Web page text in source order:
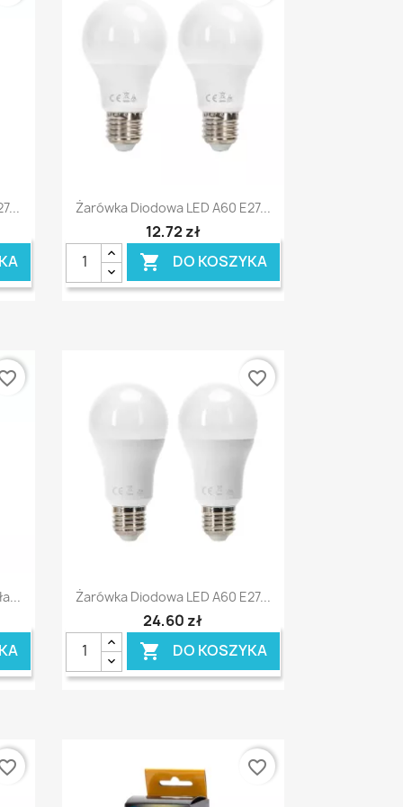
Szybki podgląd
Żarówka Diodowa LED A60 E27...
12,72 zł
 DO KOSZYKA
Szybki podgląd
Żarówka Diodowa LED A60 E27...
24,60 zł
 DO KOSZYKA
favorite_border
favorite_border